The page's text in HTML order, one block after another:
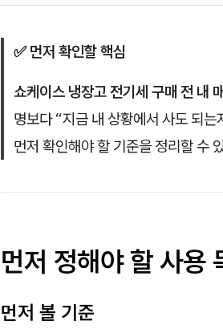
✅ 먼저 확인할 핵심
쇼케이스 냉장고 전기세 구매 전 내
명보다 “지금 내 상황에서 사도 되
먼저 확인해야 할 기준을 정리할 수
먼저 정해야 할 사용
먼저 볼 기준